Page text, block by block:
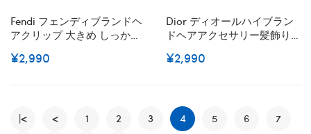
Fendi フェンディブランドヘ
アクリップ 大きめ しっかり
かり バンスクリップ ヘアく
ップ
¥2,990
Dior ディオールハイブラン
ドヘアアクセサリー髪飾り
ブランドカチューシャ髪ア
¥2,990
|< < 1 2 3 4 5 6
7